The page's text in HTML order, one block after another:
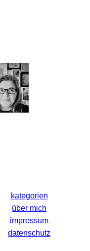
kategorien
über mich
impressum
datenschutz